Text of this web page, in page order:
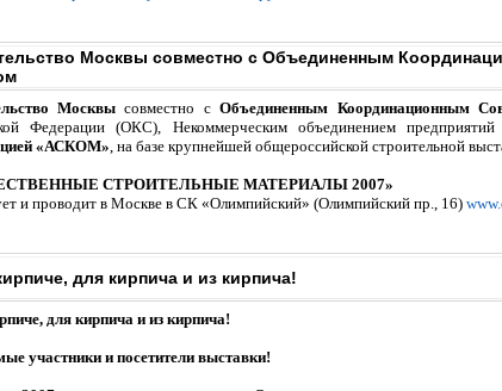
Москвы совместно с Объединенным
Москвысовместно сОбъединенным Координационным
Федерации (ОКС), Некоммерческим объединением предприятий
«АСКОМ», на базе крупнейшей общероссийской строительной
СТРОИТЕЛЬНЫЕ МАТЕРИАЛЫ 2007»
и проводит в Москве в СК «Олимпийский» (Олимпийский пр., 16)
для кирпича и из кирпича!
для кирпича и из кирпича!
участники и посетители выставки!